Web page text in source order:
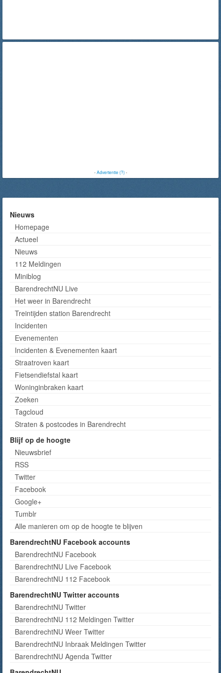
-Advertentie (?)-
Nieuws
Homepage
Actueel
Nieuws
112 Meldingen
Miniblog
BarendrechtNU Live
Het weer in Barendrecht
Treintijden station Barendrecht
Incidenten
Evenementen
Incidenten & Evenementen kaart
Straatroven kaart
Fietsendiefstal kaart
Woninginbraken kaart
Zoeken
Tagcloud
Straten & postcodes in Barendrecht
Blijf op de hoogte
Nieuwsbrief
RSS
Twitter
Facebook
Google+
Tumblr
Alle manieren om op de hoogte te blijven
BarendrechtNU Facebook accounts
BarendrechtNU Facebook
BarendrechtNU Live Facebook
BarendrechtNU 112 Facebook
BarendrechtNU Twitter accounts
BarendrechtNU Twitter
BarendrechtNU 112 Meldingen Twitter
BarendrechtNU Weer Twitter
BarendrechtNU Inbraak Meldingen Twitter
BarendrechtNU Agenda Twitter